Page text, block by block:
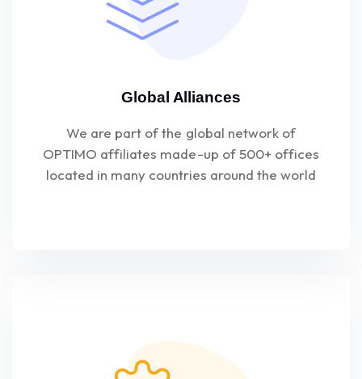
Global Alliances
We are part of the global network of
OPTIMO affiliates made-up of 500+ offices
located in many countries around the world